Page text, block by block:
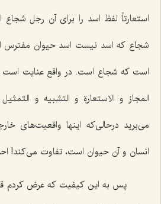
استعارتاً لفظ اسد را برای آن رجل
شجاع که اسد نیست اسد حیوان مفترس
است که شجاع است. در واقع عنایت
المجاز و الاستعارةِ و التشبیه و التمثیل
می‌برید درحالی‌که اینها واقعیت‌های
انسان و آن حیوان است، تفاوت می‌کند!
پس به این کیفیت که عرض کردم